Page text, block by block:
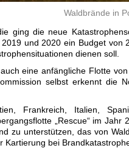
Waldbrände in
ging die neue
und 2020 ein Budget von
dienen soll.
eine anfängliche Flotte
selbst erkennt die
Frankreich, Italien,
„Rescue“ im
zu unterstützen, das von
Kartierung bei